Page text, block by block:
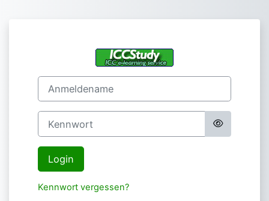
Login bei
Anmeldename
Kennwort
Login
Kennwort vergessen?